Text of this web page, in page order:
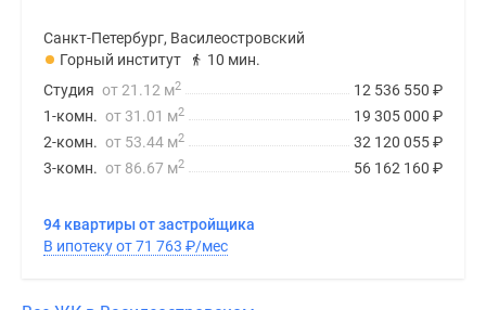
Санкт-Петербург, Василеостровский
Горный институт
10 мин.
12 536 550 ₽
Студия от 21.12 м2
19 305 000 ₽
1-комн. от 31.01 м2
32 120 055₽
2-комн. от 53.44 м2
56 162 160 ₽
3-комн. от 86.67 м2
94 квартиры от застройщика
В ипотеку от 71 763 ₽/мес